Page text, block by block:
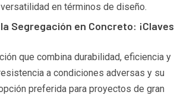
en términos de diseño.
Segregación en Concreto: ¡Claves
que combina durabilidad, eficiencia y
a condiciones adversas y su
preferida para proyectos de gran